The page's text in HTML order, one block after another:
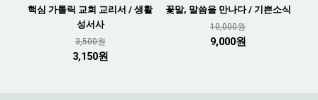
핵심 가톨릭 교회 교리서 / 생활
성서사
3,500원
3,150원
꽃말, 말씀을 만나다 / 기쁜소식
10,000원
9,000원